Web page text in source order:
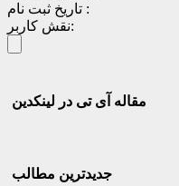
تاریخ ثبت نام :
نقش کاربر:
مقاله آی تی در لینکدین
جدیدترین مطالب